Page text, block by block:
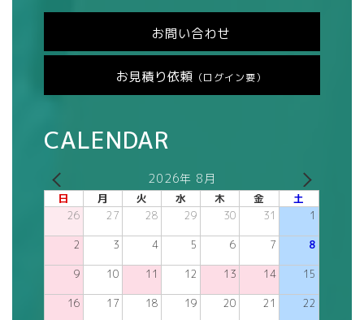
お問い合わせ
お見積り依頼 （ログイン要）
CALENDAR
2026年 8月
日 月 火 水 木 金 土
26 27 28 29 30 31 1
2 3 4 5 6 7 8
9 10 11 12 13 14 15
16 17 18 19 20 21 22